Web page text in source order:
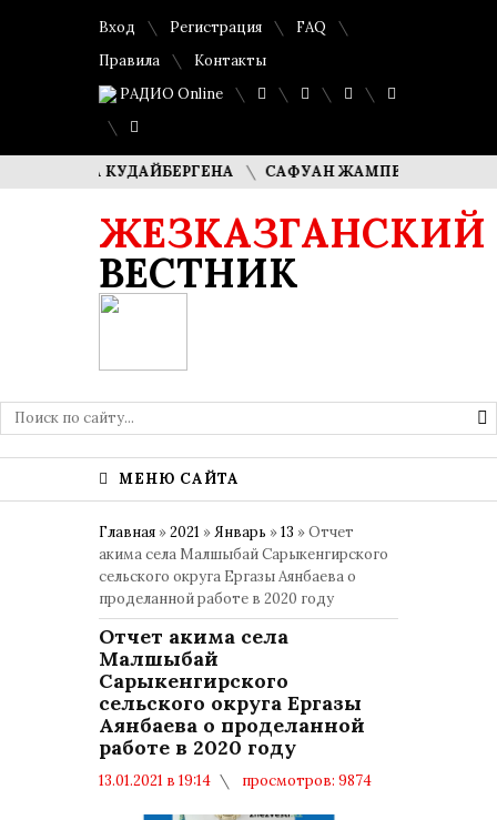
Вход Регистрация
FAQ
Правила
Контакты
РАДИО Online
КУДАЙБЕРГЕНА САФУАН ЖАМПЕИСОВ: «МЫ ХОТИМ
ЖЕЗКАЗГАНСКИЙ
ВЕСТНИК
МЕНЮ САЙТА
Главная »2021 »Январь »13 » Отчет
акима села Малшыбай Сарыкенгирского
сельского округа Ергазы Аянбаева о
проделанной работе в 2020 году
Отчет акима села
Малшыбай
Сарыкенгирского
сельского округа Ергазы
Аянбаева о проделанной
работе в 2020 году
13.01.2021 в 19:14
просмотров: 9874